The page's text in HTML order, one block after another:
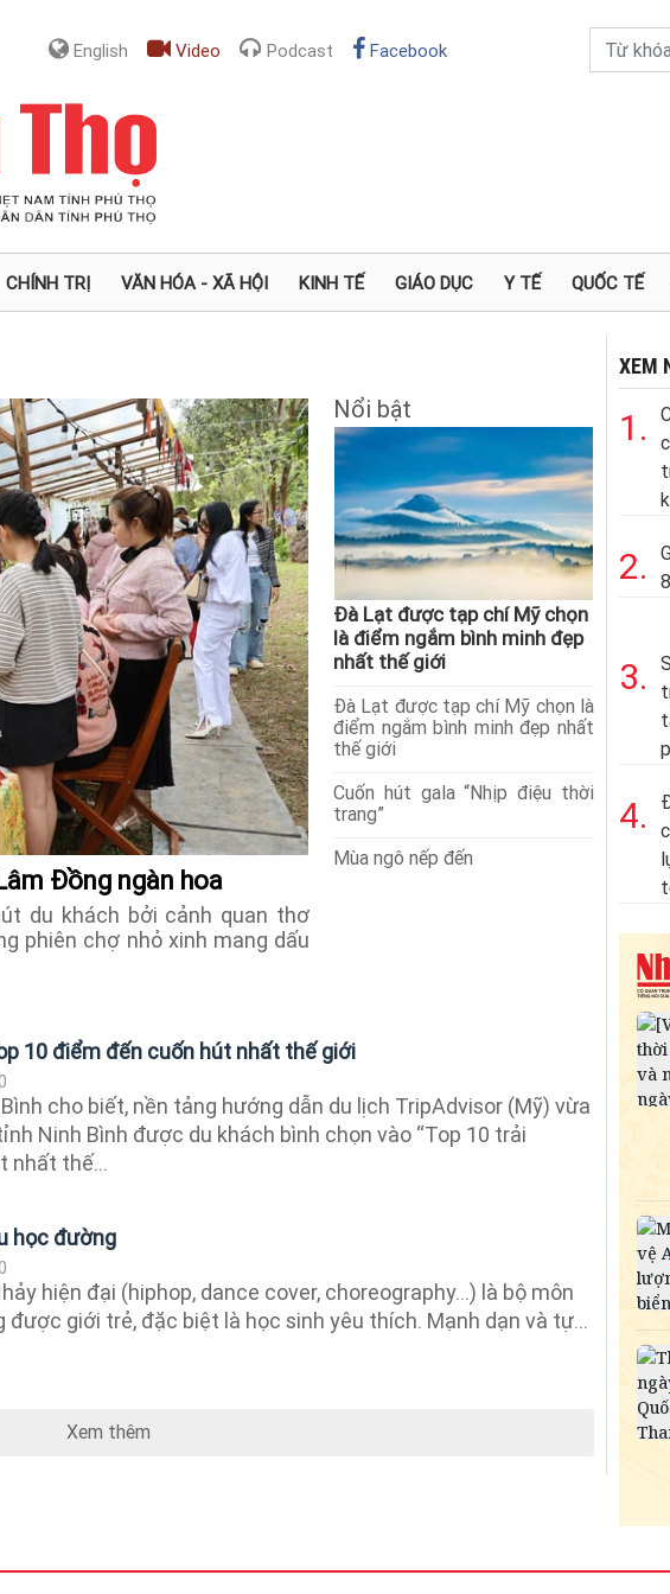
English Video Podcast Facebook
CHÍNH TRỊ VĂN HÓA - XÃ HỘI KINH TẾ GIÁO DỤC Y TẾ QUỐC TẾ
Đồng ngàn hoa
du khách bởi cảnh quan thơ
phiên chợ nhỏ xinh mang dấu
Nổi bật
Đà Lạt được tạp chí Mỹ chọn
là điểm ngắm bình minh đẹp
nhất thế giới
Đà Lạt được tạp chí Mỹ chọn là
điểm ngắm bình minh đẹp nhất
thế giới
Cuốn hút gala “Nhịp điệu thời
trang”
Mùa ngô nếp đến
10 điểm đến cuốn hút nhất thế giới
cho biết, nền tảng hướng dẫn du lịch TripAdvisor (Mỹ) vừa
Ninh Bình được du khách bình chọn vào “Top 10 trải
nhất thế...
học đường
hiện đại (hiphop, dance cover, choreography...) là bộ môn
được giới trẻ, đặc biệt là học sinh yêu thích. Mạnh dạn và tự...
Xem thêm
XEM
1.
2.
3.
4.